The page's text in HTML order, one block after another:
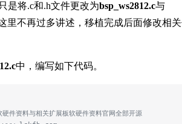
是将.c和.h文件更改为bsp_ws2812.c与
里不再过多讲述，移植完成后面修改相
中，编写如下代码。
件资料与相关扩展板软硬件资料官网全部开源